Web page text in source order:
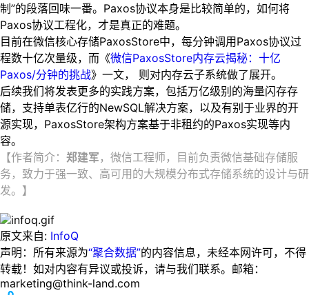
制”的段落回味一番。Paxos协议本身是比较简单的，如何将
Paxos协议工程化，才是真正的难题。
目前在微信核心存储PaxosStore中，每分钟调用Paxos协议过
程数十亿次量级，而《微信PaxosStore内存云揭秘：十亿
Paxos/分钟的挑战》一文， 则对内存云子系统做了展开。
后续我们将发表更多的实践方案，包括万亿级别的海量闪存存
储，支持单表亿行的NewSQL解决方案，以及有别于业界的开
源实现，PaxosStore架构方案基于非租约的Paxos实现等内
容。
【作者简介： 郑建军 ，微信工程师，目前负责微信基础存储服
务，致力于强一致、高可用的大规模分布式存储系统的设计与研
发。 】
原文来自: InfoQ
声明：所有来源为“聚合数据”的内容信息，未经本网许可，不得
转载！如对内容有异议或投诉，请与我们联系。邮箱：
marketing@think-land.com